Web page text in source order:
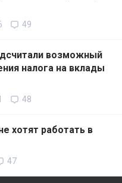
49
возможный
налога на вклады
48
хотят работать в
47